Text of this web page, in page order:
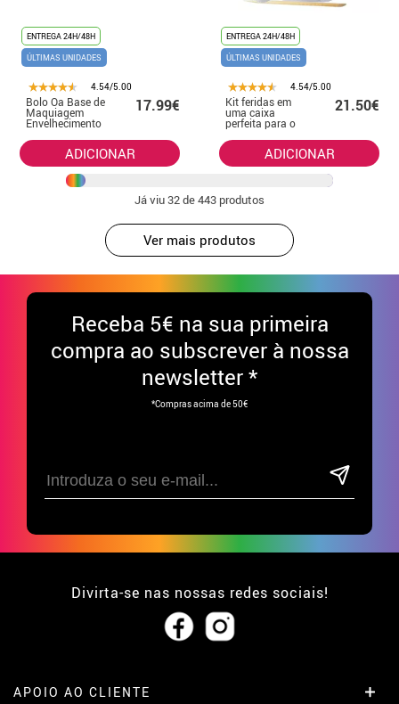
ENTREGA 24H/48H
ÚLTIMAS UNIDADES
4.54/5.00
Bolo Oa Base de
Maquiagem
Envelhecimento
17.99€
ADICIONAR
ENTREGA 24H/48H
ÚLTIMAS UNIDADES
4.54/5.00
Kit feridas em
uma caixa
perfeita para o
Halloween
21.50€
ADICIONAR
Já viu32de 443 produtos
Ver mais produtos
Receba 5€ na sua primeira
compra ao subscrever à nossa
newsletter *
*Compras acima de 50€
Divirta-se nas nossas redes sociais!
APOIO AO CLIENTE